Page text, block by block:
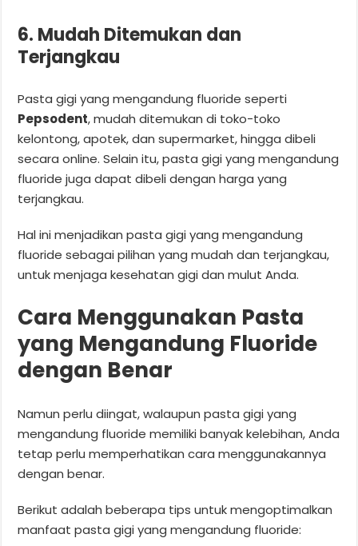
6. Mudah Ditemukan dan
Terjangkau
Pasta gigi yang mengandung fluoride seperti
Pepsodent, mudah ditemukan di toko-toko
kelontong, apotek, dan supermarket, hingga dibeli
secara online. Selain itu, pasta gigi yang mengandung
fluoride juga dapat dibeli dengan harga yang
terjangkau.
Hal ini menjadikan pasta gigi yang mengandung
fluoride sebagai pilihan yang mudah dan terjangkau,
untuk menjaga kesehatan gigi dan mulut Anda.
Cara Menggunakan Pasta
yang Mengandung Fluoride
dengan Benar
Namun perlu diingat, walaupun pasta gigi yang
mengandung fluoride memiliki banyak kelebihan, Anda
tetap perlu memperhatikan cara menggunakannya
dengan benar.
Berikut adalah beberapa tips untuk mengoptimalkan
manfaat pasta gigi yang mengandung fluoride: